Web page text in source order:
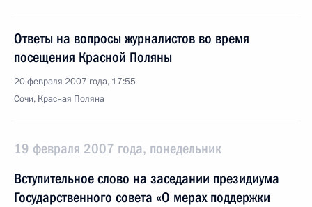
Ответы на вопросы журналистов во время
посещения Красной Поляны
20 февраля 2007 года, 17:55
Сочи, Красная Поляна
19 февраля 2007 года, понедельник
Вступительное слово на заседании президиума
Государственного совета «О мерах поддержки